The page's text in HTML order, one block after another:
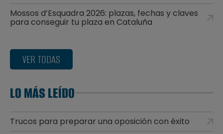
Mossos d’Esquadra 2026: plazas, fechas y claves
para conseguir tu plaza en Cataluña
VER TODAS
LO MÁS LEÍDO
Trucos para preparar una oposición con éxito